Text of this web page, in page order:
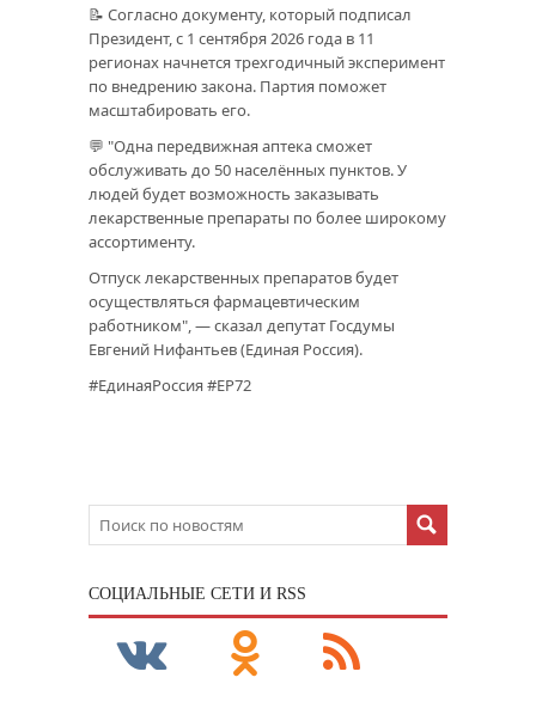
📝 Согласно документу, который подписал
Президент, с 1 сентября 2026 года в 11
регионах начнется трехгодичный эксперимент
по внедрению закона. Партия поможет
масштабировать его.
💬 "Одна передвижная аптека сможет
обслуживать до 50 населённых пунктов. У
людей будет возможность заказывать
лекарственные препараты по более широкому
ассортименту.
Отпуск лекарственных препаратов будет
осуществляться фармацевтическим
работником", — сказал депутат Госдумы
Евгений Нифантьев (Единая Россия).
#ЕдинаяРоссия #ЕР72
CОЦИАЛЬНЫЕ СЕТИ И RSS